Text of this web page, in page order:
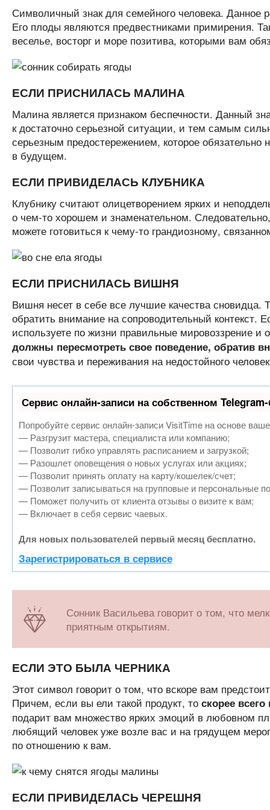
Символичный знак для семейного человека. Данное
Его плоды являются предвестниками примирения.
веселье, восторг и море позитива, которыми вам
ЕСЛИ ПРИСНИЛАСЬ МАЛИНА
Малина является признаком беспечности. Данный
к достаточно серьезной ситуации, и тем самым
серьезным предостережением, которое
в будущем.
ЕСЛИ ПРИВИДЕЛАСЬ КЛУБНИКА
Клубнику считают олицетворением ярких и
о чем-то хорошем и знаменательном.
можете готовиться к чему-то грандиозному,
ЕСЛИ ПРИСНИЛАСЬ ВИШНЯ
Вишня несет в себе все лучшие качества
обратить внимание на сопроводительный
используете по жизни правильные мировоззрение
должны пересмотреть свое поведение, обратив
свои чувства и переживания на недостойного
Сервис онлайн-записи на собственном
Попробуйте сервис онлайн-записи VisitTime на основе
— Разгрузит мастера, специалиста или компанию;
— Позволит гибко управлять расписанием и загрузкой;
— Разошлет оповещения о новых услугах или акциях;
— Позволит принять оплату на карту/кошелек/счет;
— Позволит записываться на групповые и персональные
— Поможет получить от клиента отзывы о визите к вам;
— Включает в себя сервис чаевых.
Для новых пользователей первый месяц бесплатно.
Зарегистрироваться в сервисе
Сонник Васильева говорит о том, что
приятным открытиям.
ЕСЛИ ЭТО БЫЛА ЧЕРНИКА
Этот символ говорит о том, что вскоре вам
Причем, если вы ели такой продукт, то скорее
подарит вам множество ярких эмоций в любовном
любящий человек уже возле вас и на грядущем
по отношению к вам.
ЕСЛИ ПРИВИДЕЛАСЬ ЧЕРЕШНЯ